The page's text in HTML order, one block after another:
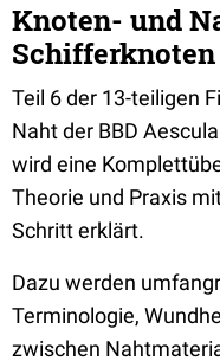
Knoten- und
Teil 6 der 13-teiligen
Naht der BBD
wird eine
Theorie und Praxis
Schritt erklärt.
Dazu werden
Terminologie,
zwischen